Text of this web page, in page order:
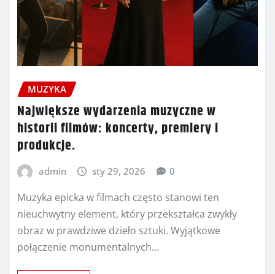
MUZYKA
Największe wydarzenia muzyczne w
historii filmów: koncerty, premiery i
produkcje.
admin sty 29, 2026 0
Muzyka epicka w filmach często stanowi ten
nieuchwytny element, który przekształca zwykły
obraz w prawdziwe dzieło sztuki. Wyjątkowe
połączenie monumentalnych…